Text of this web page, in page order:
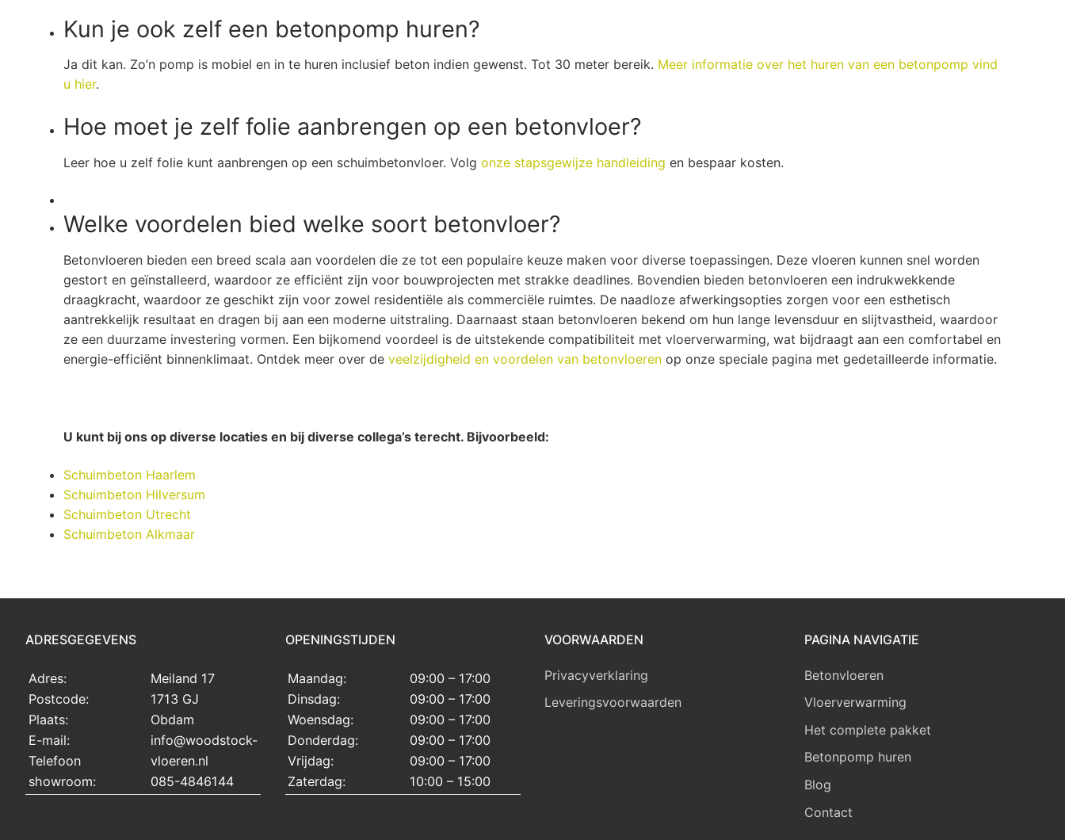
Kun je ook zelf een betonpomp huren?
Ja dit kan. Zo’n pomp is mobiel en in te huren inclusief beton indien gewenst. Tot 30 meter bereik. Meer informatie over het huren van een betonpomp vind
u hier.
Hoe moet je zelf folie aanbrengen op een betonvloer?
Leer hoe u zelf folie kunt aanbrengen op een schuimbetonvloer. Volg onze stapsgewijze handleiding en bespaar kosten.
Welke voordelen bied welke soort betonvloer?
Betonvloeren bieden een breed scala aan voordelen die ze tot een populaire keuze maken voor diverse toepassingen. Deze vloeren kunnen snel worden
gestort en geïnstalleerd, waardoor ze efficiënt zijn voor bouwprojecten met strakke deadlines. Bovendien bieden betonvloeren een indrukwekkende
draagkracht, waardoor ze geschikt zijn voor zowel residentiële als commerciële ruimtes. De naadloze afwerkingsopties zorgen voor een esthetisch
aantrekkelijk resultaat en dragen bij aan een moderne uitstraling. Daarnaast staan betonvloeren bekend om hun lange levensduur en slijtvastheid, waardoor
ze een duurzame investering vormen. Een bijkomend voordeel is de uitstekende compatibiliteit met vloerverwarming, wat bijdraagt aan een comfortabel en
energie-efficiënt binnenklimaat. Ontdek meer over de veelzijdigheid en voordelen van betonvloeren op onze speciale pagina met gedetailleerde informatie.
U kunt bij ons op diverse locaties en bij diverse collega’s terecht. Bijvoorbeeld:
Schuimbeton Haarlem
Schuimbeton Hilversum
Schuimbeton Utrecht
Schuimbeton Alkmaar
ADRESGEGEVENS
Adres:
Postcode:
Plaats:
E-mail:
Telefoon
showroom:
Meiland 17
1713 GJ
Obdam
info@woodstock-
vloeren.nl
085-4846144
OPENINGSTIJDEN
Maandag:
Dinsdag:
Woensdag:
Donderdag:
Vrijdag:
Zaterdag:
09:00 – 17:00
09:00 – 17:00
09:00 – 17:00
09:00 – 17:00
09:00 – 17:00
10:00 – 15:00
VOORWAARDEN
Privacyverklaring
Leveringsvoorwaarden
PAGINA NAVIGATIE
Betonvloeren
Vloerverwarming
Het complete pakket
Betonpomp huren
Blog
Contact